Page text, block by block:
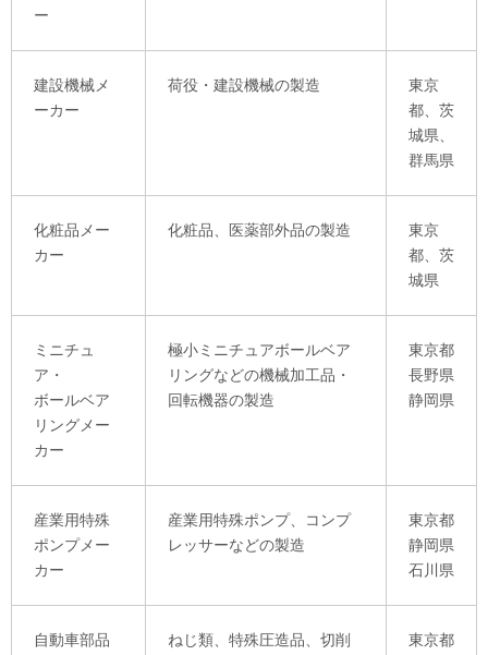
ー
建設機械メ
ーカー
荷役・建設機械の製造
東京
都、茨
城県、
群馬県
化粧品メー
カー
化粧品、医薬部外品の製造
東京
都、茨
城県
ミニチュ
ア・
ボールベア
リングメー
カー
極小ミニチュアボールベア
リングなどの機械加工品・
回転機器の製造
東京都
長野県
静岡県
産業用特殊
ポンプメー
カー
産業用特殊ポンプ、コンプ
レッサーなどの製造
東京都
静岡県
石川県
自動車部品
ねじ類、特殊圧造品、切削
東京都